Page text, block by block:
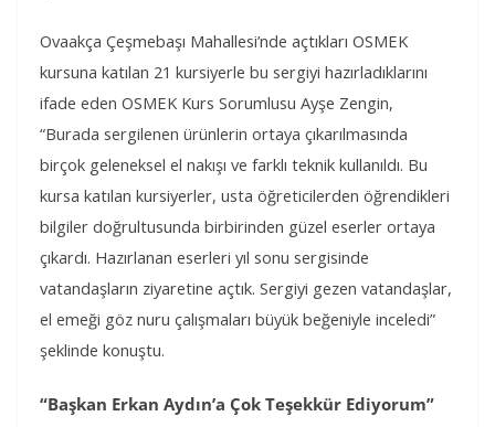
Ovaakça Çeşmebaşı Mahallesi’nde açtıkları OSMEK
kursuna katılan 21 kursiyerle bu sergiyi hazırladıklarını
ifade eden OSMEK Kurs Sorumlusu Ayşe Zengin,
“Burada sergilenen ürünlerin ortaya çıkarılmasında
birçok geleneksel el nakışı ve farklı teknik kullanıldı. Bu
kursa katılan kursiyerler, usta öğreticilerden öğrendikleri
bilgiler doğrultusunda birbirinden güzel eserler ortaya
çıkardı. Hazırlanan eserleri yıl sonu sergisinde
vatandaşların ziyaretine açtık. Sergiyi gezen vatandaşlar,
el emeği göz nuru çalışmaları büyük beğeniyle inceledi”
şeklinde konuştu.
“Başkan Erkan Aydın’a Çok Teşekkür Ediyorum”